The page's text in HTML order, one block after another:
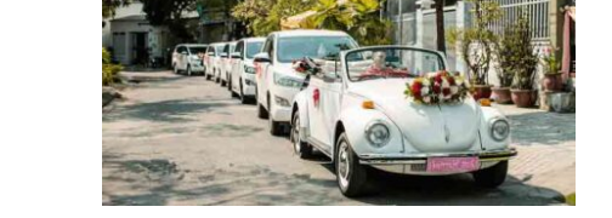
Và
Tinh
Tế